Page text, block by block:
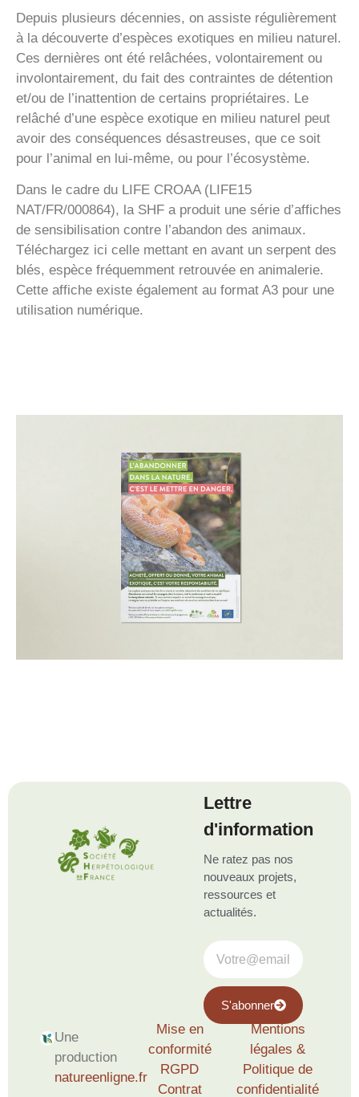
Depuis plusieurs décennies, on assiste régulièrement
à la découverte d’espèces exotiques en milieu naturel.
Ces dernières ont été relâchées, volontairement ou
involontairement, du fait des contraintes de détention
et/ou de l’inattention de certains propriétaires. Le
relâché d’une espèce exotique en milieu naturel peut
avoir des conséquences désastreuses, que ce soit
pour l’animal en lui-même, ou pour l’écosystème.
Dans le cadre du LIFE CROAA (LIFE15
NAT/FR/000864), la SHF a produit une série d’affiches
de sensibilisation contre l’abandon des animaux.
Téléchargez ici celle mettant en avant un serpent des
blés, espèce fréquemment retrouvée en animalerie.
Cette affiche existe également au format A3 pour une
utilisation numérique.
Lettre
d'information
Ne ratez pas nos
nouveaux projets,
ressources et
actualités.
S'abonner
Une
production
natureenligne.fr
Mise en
conformité
RGPD
Contrat
Mentions
légales &
Politique de
confidentialité